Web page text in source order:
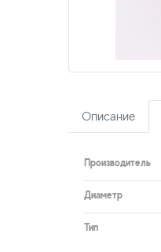
Описание
Производитель
Диаметр
Тип